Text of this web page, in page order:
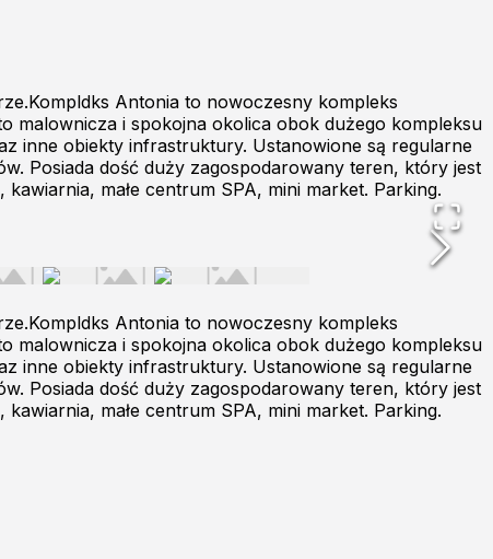
Antonia to nowoczesny kompleks
malownicza i spokojna okolica obok dużego kompleksu
inne obiekty infrastruktury. Ustanowione są regularne
Posiada dość duży zagospodarowany teren, który jest
małe centrum SPA, mini market. Parking.
Antonia to nowoczesny kompleks
malownicza i spokojna okolica obok dużego kompleksu
inne obiekty infrastruktury. Ustanowione są regularne
Posiada dość duży zagospodarowany teren, który jest
małe centrum SPA, mini market. Parking.